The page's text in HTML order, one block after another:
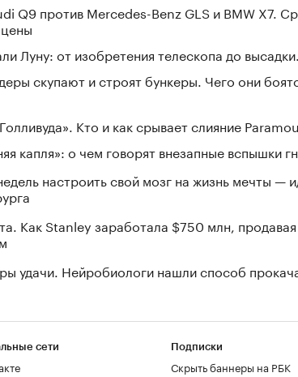
Q9 против Mercedes-Benz GLS и BMW X7.
Луну: от изобретения телескопа до
скупают и строят бункеры. Чего они
Кто и как срывает слияние
капля»: о чем говорят внезапные вспышки
настроить свой мозг на жизнь мечты —
Как Stanley заработала $750 млн,
удачи. Нейробиологи нашли способ
сети Подписки
Скрыть баннеры на РБК